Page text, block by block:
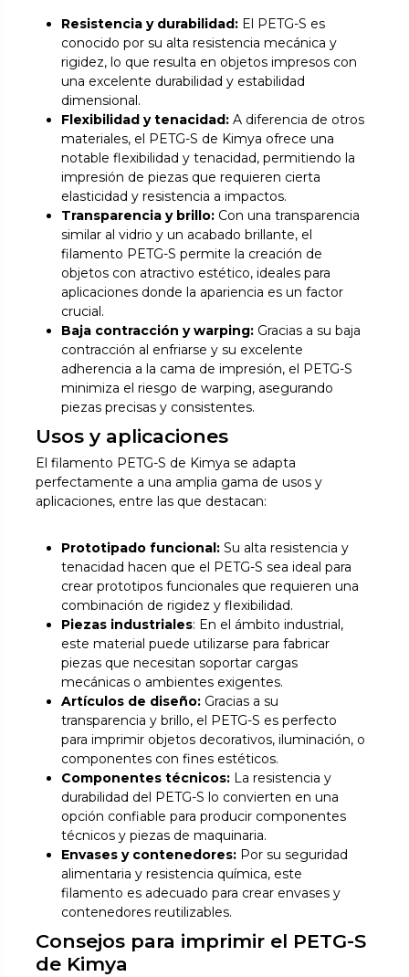
Resistencia y durabilidad: El PETG-S es
conocido por su alta resistencia mecánica y
rigidez, lo que resulta en objetos impresos con
una excelente durabilidad y estabilidad
dimensional.
Flexibilidad y tenacidad: A diferencia de otros
materiales, el PETG-S de Kimya ofrece una
notable flexibilidad y tenacidad, permitiendo la
impresión de piezas que requieren cierta
elasticidad y resistencia a impactos.
Transparencia y brillo: Con una transparencia
similar al vidrio y un acabado brillante, el
filamento PETG-S permite la creación de
objetos con atractivo estético, ideales para
aplicaciones donde la apariencia es un factor
crucial.
Baja contracción y warping: Gracias a su baja
contracción al enfriarse y su excelente
adherencia a la cama de impresión, el PETG-S
minimiza el riesgo de warping, asegurando
piezas precisas y consistentes.
Usos y aplicaciones
El filamento PETG-S de Kimya se adapta
perfectamente a una amplia gama de usos y
aplicaciones, entre las que destacan:
Prototipado funcional: Su alta resistencia y
tenacidad hacen que el PETG-S sea ideal para
crear prototipos funcionales que requieren una
combinación de rigidez y flexibilidad.
Piezas industriales: En el ámbito industrial,
este material puede utilizarse para fabricar
piezas que necesitan soportar cargas
mecánicas o ambientes exigentes.
Artículos de diseño: Gracias a su
transparencia y brillo, el PETG-S es perfecto
para imprimir objetos decorativos, iluminación, o
componentes con fines estéticos.
Componentes técnicos: La resistencia y
durabilidad del PETG-S lo convierten en una
opción confiable para producir componentes
técnicos y piezas de maquinaria.
Envases y contenedores: Por su seguridad
alimentaria y resistencia química, este
filamento es adecuado para crear envases y
contenedores reutilizables.
Consejos para imprimir el PETG-S
de Kimya